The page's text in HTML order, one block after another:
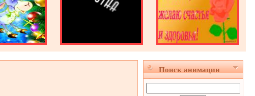
Поиск анимации